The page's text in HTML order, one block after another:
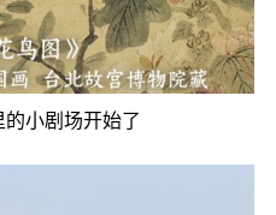
小剧场开始了